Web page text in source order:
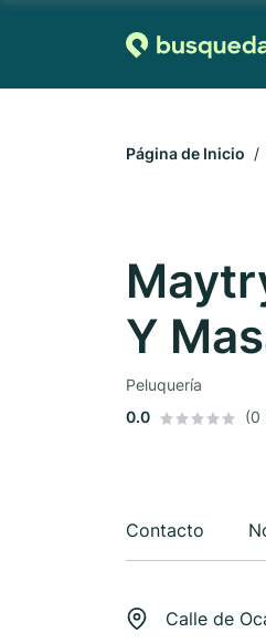
Página de Inicio
Y
Peluquería
0.0
(0
Contacto
Calle de